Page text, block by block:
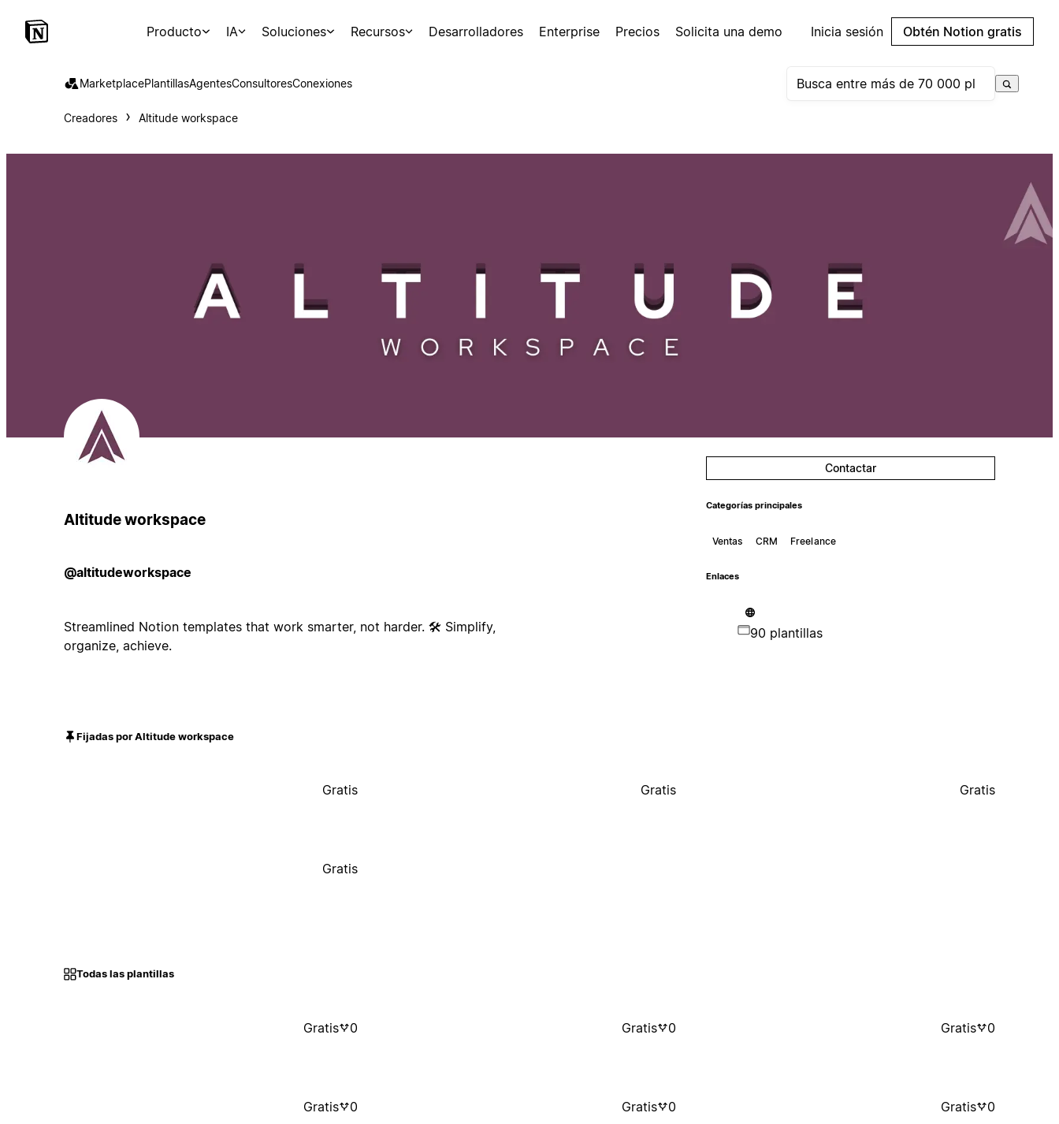
Producto IA Soluciones Recursos Desarrolladores Enterprise Precios Solicita una demo Inicia sesión Obtén Notion gratis
MarketplacePlantillasAgentesConsultoresConexiones
Creadores Altitude workspace
Altitude workspace
@altitudeworkspace
Streamlined Notion templates that work smarter, not harder. 🛠️ Simplify,
organize, achieve.
Contactar
Categorías principales
Ventas CRM Freelance
Enlaces
90 plantillas
Fijadas por Altitude workspace
Gratis Gratis Gratis
Gratis
Todas las plantillas
Gratis 0 Gratis 0 Gratis 0
Gratis 0 Gratis 0 Gratis 0